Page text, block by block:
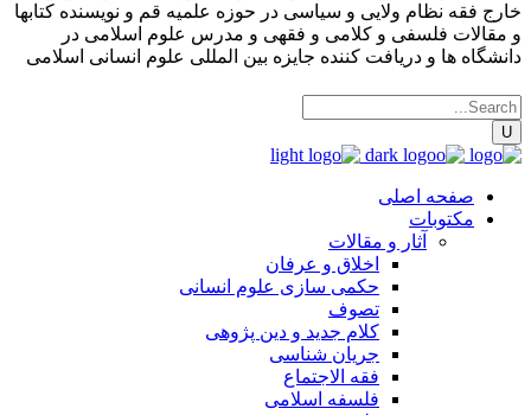
خارج فقه نظام ولایی و سیاسی در حوزه علمیه قم و نویسنده کتابها
و مقالات فلسفی و کلامی و فقهی و مدرس علوم اسلامی در
دانشگاه ها و دریافت کننده جایزه بین المللی علوم انسانی اسلامی
صفحه اصلی
مکتوبات
آثار و مقالات
اخلاق و عرفان
حکمی سازی علوم انسانی
تصوف
کلام جدید و دین پژوهی
جریان شناسی
فقه الاجتماع
فلسفه اسلامی